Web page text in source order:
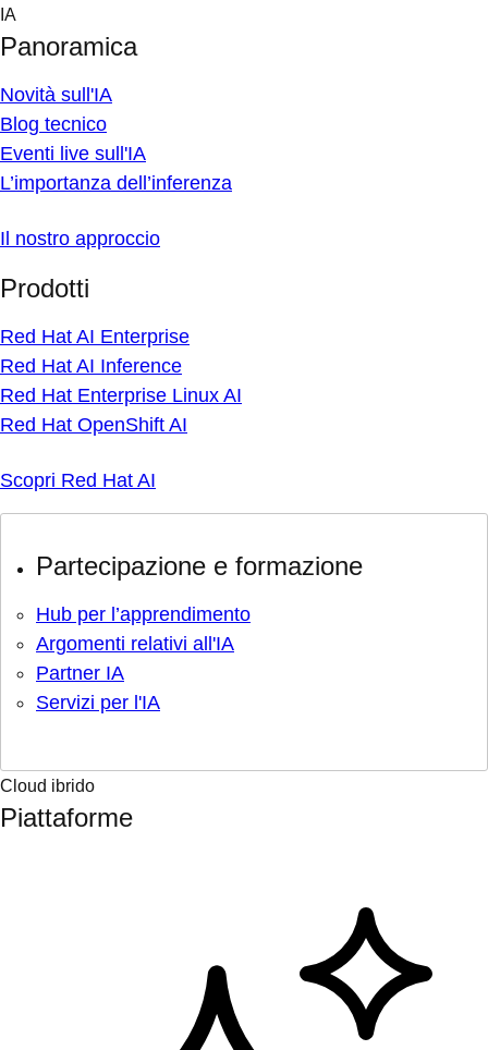
Skip
content
IA
Panoramica
Novità sull'IA
Blog tecnico
Eventi live sull'IA
L’importanza dell’inferenza
Il nostro approccio
Prodotti
Red Hat AI Enterprise
Red Hat AI Inference
Red Hat Enterprise Linux AI
Red Hat OpenShift AI
Scopri Red Hat AI
Partecipazione e formazione
Hub per l’apprendimento
Argomenti relativi all'IA
Partner IA
Servizi per l'IA
Cloud ibrido
Piattaforme